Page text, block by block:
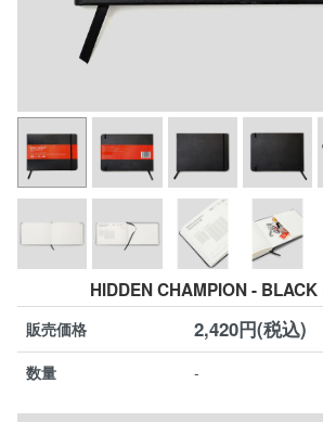
HIDDEN CHAMPION -
販売価格 2,420円(税込)
数量 -